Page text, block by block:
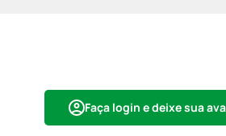
Faça login e deixe sua